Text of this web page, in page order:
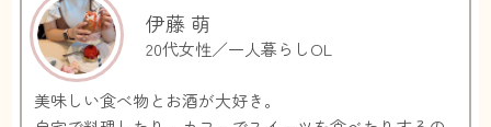
伊藤 萌
20代女性／一人暮らしOL
美味しい食べ物とお酒が大好き。